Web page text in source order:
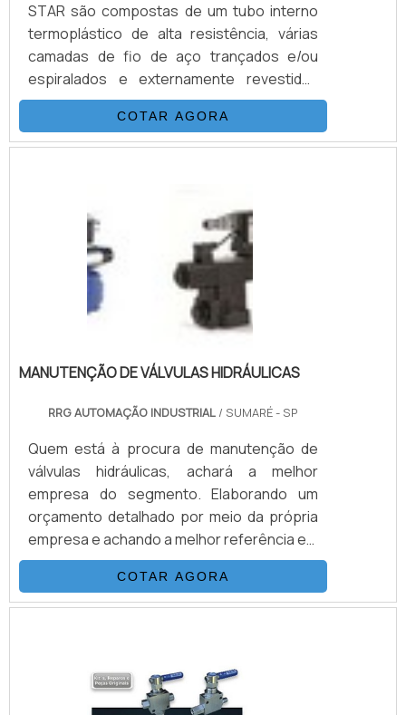
STAR são compostas de um tubo interno
termoplástico de alta resistência, várias
camadas de fio de aço trançados e/ou
espiralados e externamente revestidas
com uma capa de poliamida (nylon) ou
poliuretano. Esta combinação, adicionada a
um processo único de trançagem
propriedades: Desenvolvida para alta e
altíssimas pressões (3.200 Bar) Excelentes
características de vazão Baixa expansão
COTAR AGORA
MANUTENÇÃO DE VÁLVULAS HIDRÁULICAS
RRG AUTOMAÇÃO INDUSTRIAL / SUMARÉ - SP
Quem está à procura de manutenção de
válvulas hidráulicas, achará a melhor
empresa do segmento. Elaborando um
orçamento detalhado por meio da própria
empresa e achando a melhor referência em
qualidade.Quando a temática é
manutenção de válvulas hidráulicas, com os
profissionais especializados da RRG
necessidades da manutenção das fábricas
industriais nas áreas de equipamentos
COTAR AGORA